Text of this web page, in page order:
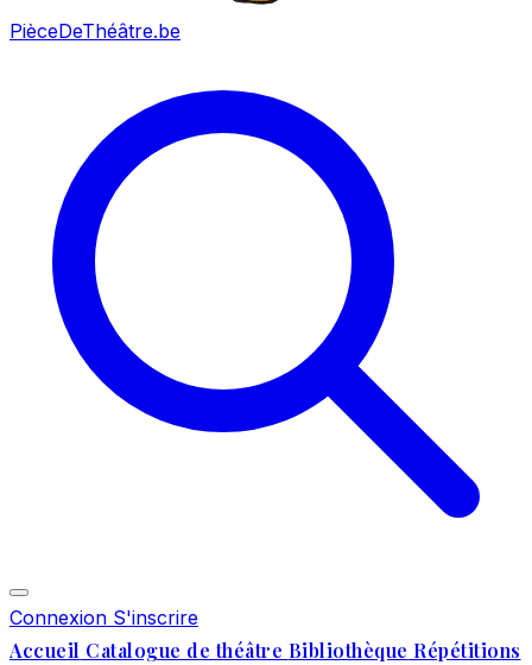
PièceDeThéâtre.be
Connexion S'inscrire
Accueil Catalogue de théâtre Bibliothèque Répétitions